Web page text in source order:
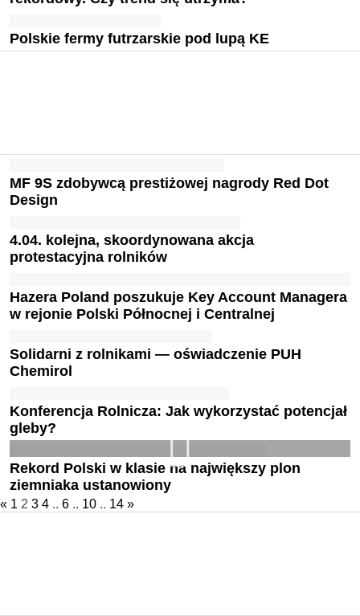
Polskie fermy futrzarskie pod lupą KE
MF 9S zdobywcą prestiżowej nagrody Red Dot
Design
4.04. kolejna, skoordynowana akcja
protestacyjna rolników
Hazera Poland poszukuje Key Account Managera
w rejonie Polski Północnej i Centralnej
Solidarni z rolnikami — oświadczenie PUH
Chemirol
Konferencja Rolnicza: Jak wykorzystać potencjał
gleby?
Rekord Polski w klasie na największy plon
ziemniaka ustanowiony
« 1 2 3 4 .. 6 .. 10 .. 14 »